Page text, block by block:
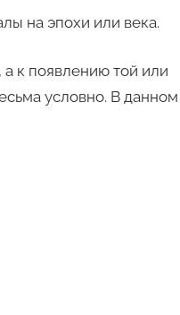
на эпохи или века.
к появлению той или
условно. В данном